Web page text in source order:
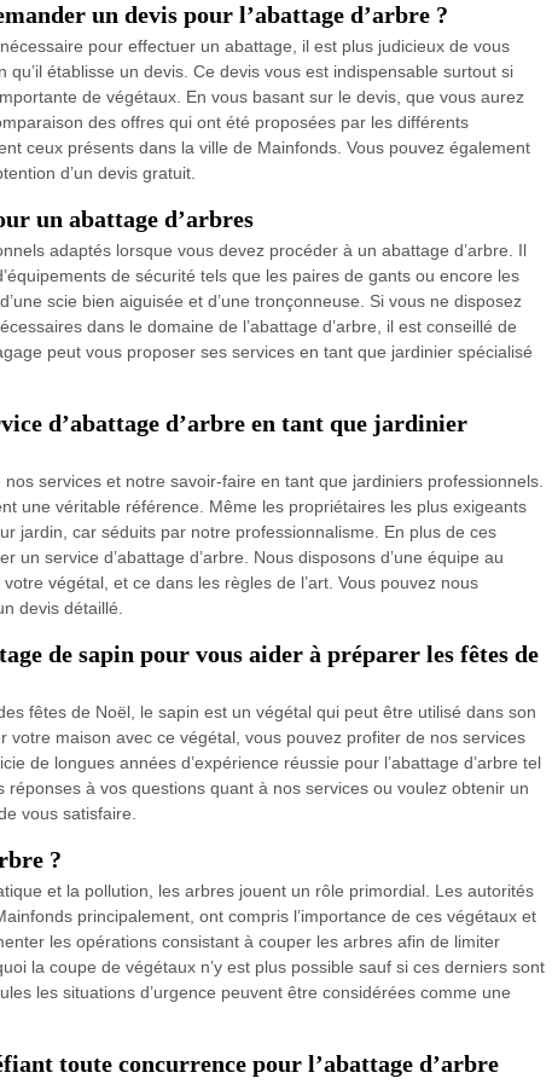
un devis pour l’abattage d’arbre ?
pour effectuer un abattage, il est plus judicieux de vous
établisse un devis. Ce devis vous est indispensable surtout si
de végétaux. En vous basant sur le devis, que vous aurez
des offres qui ont été proposées par les différents
ceux présents dans la ville de Mainfonds. Vous pouvez également
d’un devis gratuit.
un abattage d’arbres
adaptés lorsque vous devez procéder à un abattage d’arbre. Il
de sécurité tels que les paires de gants ou encore les
scie bien aiguisée et d’une tronçonneuse. Si vous ne disposez
dans le domaine de l’abattage d’arbre, il est conseillé de
peut vous proposer ses services en tant que jardinier spécialisé
d’abattage d’arbre en tant que jardinier
services et notre savoir-faire en tant que jardiniers professionnels.
une véritable référence. Même les propriétaires les plus exigeants
jardin, car séduits par notre professionnalisme. En plus de ces
un service d’abattage d’arbre. Nous disposons d’une équipe au
végétal, et ce dans les règles de l’art. Vous pouvez nous
devis détaillé.
de sapin pour vous aider à préparer les fêtes de
fêtes de Noël, le sapin est un végétal qui peut être utilisé dans son
votre maison avec ce végétal, vous pouvez profiter de nos services
de longues années d’expérience réussie pour l’abattage d’arbre tel
à vos questions quant à nos services ou voulez obtenir un
vous satisfaire.
?
et la pollution, les arbres jouent un rôle primordial. Les autorités
principalement, ont compris l’importance de ces végétaux et
les opérations consistant à couper les arbres afin de limiter
la coupe de végétaux n’y est plus possible sauf si ces derniers sont
les situations d’urgence peuvent être considérées comme une
toute concurrence pour l’abattage d’arbre